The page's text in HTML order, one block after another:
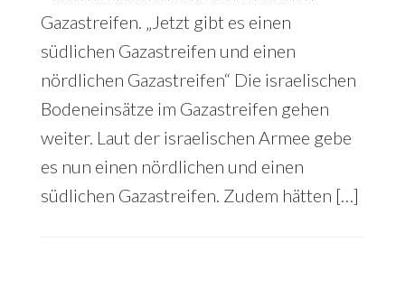
Gazastreifen. „Jetzt gibt es einen
südlichen Gazastreifen und einen
nördlichen Gazastreifen“ Die israelischen
Bodeneinsätze im Gazastreifen gehen
weiter. Laut der israelischen Armee gebe
es nun einen nördlichen und einen
südlichen Gazastreifen. Zudem hätten […]